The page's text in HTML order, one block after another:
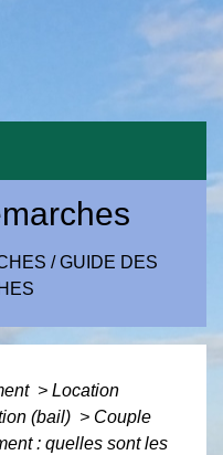
/GUIDE DES
> Location
(bail) > Couple
: quelles sont les